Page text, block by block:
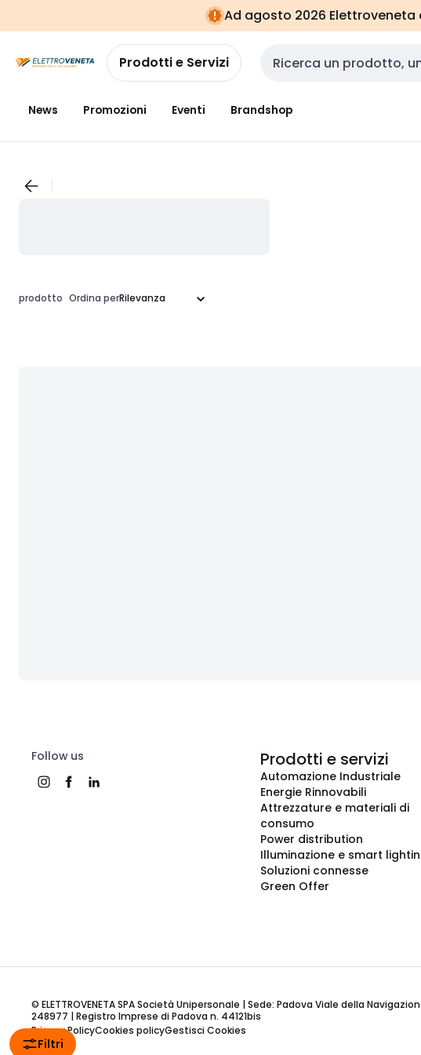
navigazionealla
pagina
Ad agosto 2026 Elettroveneta
Prodotti e Servizi Cerca input
News Promozioni Eventi Brandshop
Filtri
prodotto Ordina per
Follow us Prodotti e servizi
Automazione Industriale
Energie Rinnovabili
Attrezzature e materiali di
consumo
Power distribution
Illuminazione e smart
Soluzioni connesse
Green Offer
© ELETTROVENETA SPA Società Unipersonale | Sede: Padova Viale della
248977 | Registro Imprese di Padova n. 44121bis
Privacy PolicyCookies policyGestisci Cookies